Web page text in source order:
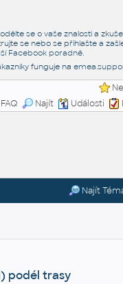
se o vaše znalosti a
se nebo se přihlašte a
Facebook poradně.
funguje na
FAQ
Najít Události
Najít
podél trasy